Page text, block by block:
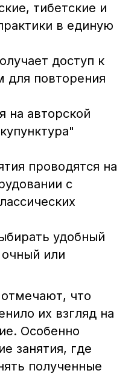
тибетские и
в единую
доступ к
для повторения
на авторской
проводятся на
с
удобный
или
что
их взгляд на
Особенно
занятия, где
полученные